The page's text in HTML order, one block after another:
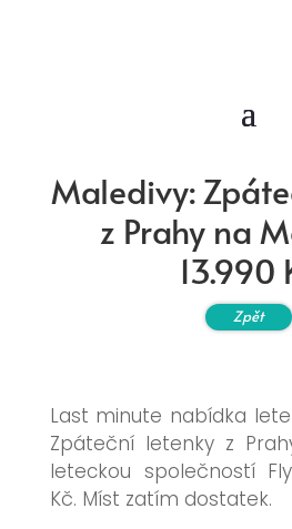
Maledivy:
z Prahy na
13.990
Zpět
Last minute nabídka
Zpáteční letenky z
leteckou společností
Kč. Míst zatím dostatek.